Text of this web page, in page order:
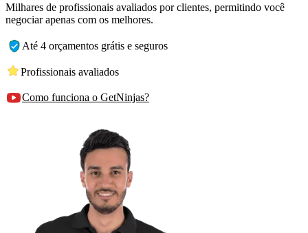
Milhares de profissionais avaliados por clientes, permitindo você
negociar apenas com os melhores.
Até 4 orçamentos grátis e seguros
Profissionais avaliados
Como funciona o GetNinjas?